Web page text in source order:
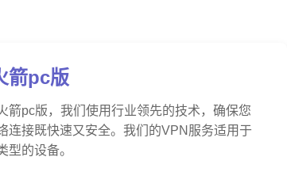
箭pc版
箭pc版，我们使用行业领先的技术，确保您
连接既快速又安全。我们的VPN服务适用于
型的设备。